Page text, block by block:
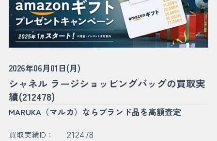
2026年06月01日(月)
シャネル ラージショッピングバッグの買取実
績(212478)
MARUKA（マルカ）ならブランド品を高額査定
買取実績ID： 212478